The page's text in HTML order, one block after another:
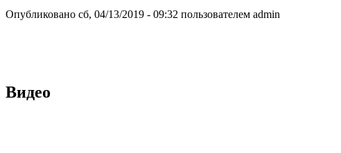
Опубликовано сб, 04/13/2019 - 09:32 пользователем admin
Видео